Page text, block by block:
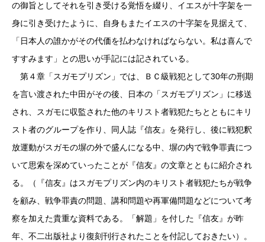
の御旨としてそれを引き受ける覚悟を綴り、イエスが十字架を一
身に引き受けたように、自身もまたイエスの十字架を見据えて、
「日本人の誰かがその代価を払わなければならない。私は喜んで
すすみます」との思いが手記には記されている。
第４章「スガモプリズン」では、ＢＣ級戦犯として30年の刑期
を言い渡された中田がその後、日本の「スガモプリズン」に移送
され、スガモに収監された他のキリスト者戦犯たちとともにキリ
スト者のグループを作り、同人誌『信友』を発行し、後に戦犯釈
放運動がスガモの塀の外で盛んになる中、塀の内で戦争罪責につ
いて思索を深めていったことが『信友』の文章とともに紹介され
る。（『信友』はスガモプリズン内のキリスト者戦犯たちが戦争
を顧み、戦争罪責の問題、講和問題や再軍備問題などについて考
察を加えた貴重な資料である。「解題」を付した『信友』が昨
年、不二出版社より復刻刊行されたことを付記しておきたい）。